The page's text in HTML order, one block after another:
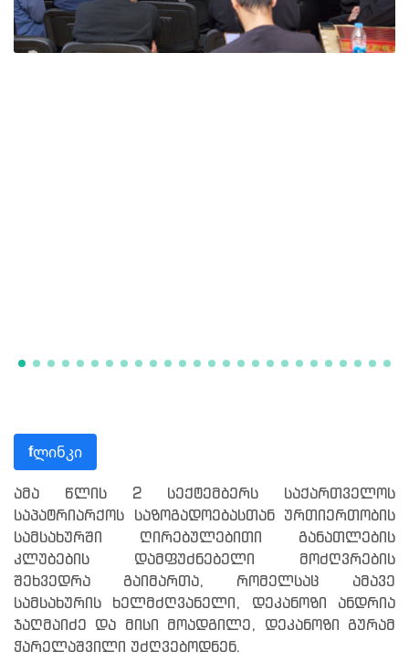
fლინკი
ამა წლის 2 სექტემბერს საქართველოს
საპატრიარქოს საზოგადოებასთან ურთიერთობის
სამსახურში ღირებულებითი განათლების
კლუბების დამფუძნებელი მოძღვრების
შეხვედრა გაიმართა, რომელსაც ამავე
სამსახურის ხელმძღვანელი, დეკანოზი ანდრია
ჯაღმაიძე და მისი მოადგილე, დეკანოზი გურამ
ჭარელაშვილი უძღვებოდნენ.